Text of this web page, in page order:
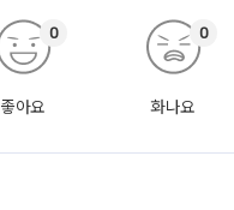
좋아요
0
화나요
0